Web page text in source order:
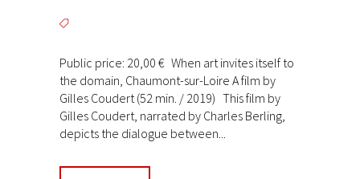
Public price: 20,00 € When art invites itself to
the domain, Chaumont-sur-Loire A film by
Gilles Coudert (52 min. / 2019) This film by
Gilles Coudert, narrated by Charles Berling,
depicts the dialogue between...